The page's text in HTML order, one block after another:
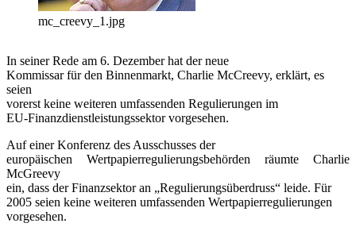
mc_creevy_1.jpg
In seiner Rede am 6. Dezember hat der neue
Kommissar für den Binnenmarkt, Charlie McCreevy, erklärt, es
seien
vorerst keine weiteren umfassenden Regulierungen im
EU-Finanzdienstleistungssektor vorgesehen.
Auf einer Konferenz des Ausschusses der
europäischen Wertpapierregulierungsbehörden räumte Charlie
McGreevy
ein, dass der Finanzsektor an „Regulierungsüberdruss“ leide. Für
2005 seien keine weiteren umfassenden Wertpapierregulierungen
vorgesehen.